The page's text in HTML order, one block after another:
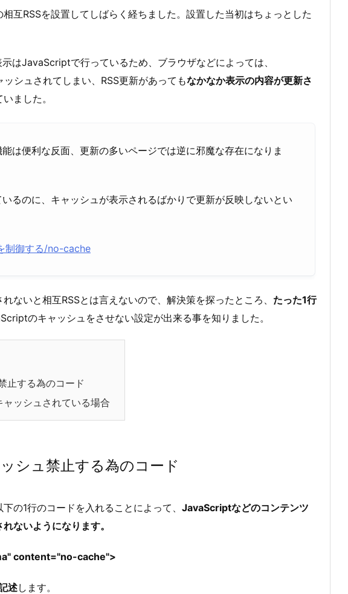
互RSSを設置してしばらく経ちました。設置した当初はちょっとした
はJavaScriptで行っているため、ブラウザなどによっては、
シュされてしまい、RSS更新があってもなかなか表示の内容が更新さ
ました。
は便利な反面、更新の多いページでは逆に邪魔な存在になりま
るのに、キャッシュが表示されるばかりで更新が反映しないとい
制御する/no-cache
ないと相互RSSとは言えないので、解決策を探ったところ、 たった1行
のキャッシュをさせない設定が出来る事を知りました。
止する為のコード
ッシュされている場合
シュ禁止する為のコード
の1行のコードを入れることによって、 JavaScriptなどのコンテンツ
ないようになります。
content="no-cache">
述します。